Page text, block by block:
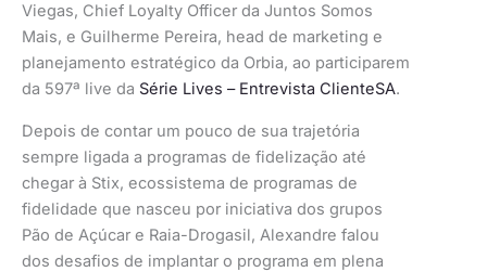
Viegas, Chief Loyalty Officer da Juntos Somos
Mais, e Guilherme Pereira, head de marketing e
planejamento estratégico da Orbia, ao participarem
da 597ª live da Série Lives – Entrevista ClienteSA.
Depois de contar um pouco de sua trajetória
sempre ligada a programas de fidelização até
chegar à Stix, ecossistema de programas de
fidelidade que nasceu por iniciativa dos grupos
Pão de Açúcar e Raia-Drogasil, Alexandre falou
dos desafios de implantar o programa em plena